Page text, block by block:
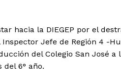
hacia la DIEGEP por el
Jefe de Región 4 -
del Colegio San José
del 6° año.